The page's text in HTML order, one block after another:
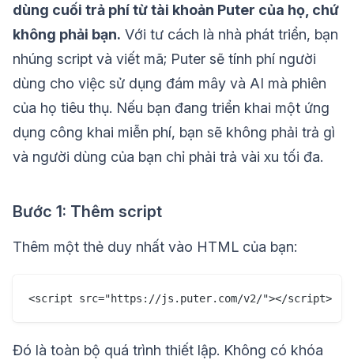
dùng cuối trả phí từ tài khoản Puter của họ, chứ
không phải bạn. Với tư cách là nhà phát triển, bạn
nhúng script và viết mã; Puter sẽ tính phí người
dùng cho việc sử dụng đám mây và AI mà phiên
của họ tiêu thụ. Nếu bạn đang triển khai một ứng
dụng công khai miễn phí, bạn sẽ không phải trả gì
và người dùng của bạn chỉ phải trả vài xu tối đa.
Bước 1: Thêm script
Thêm một thẻ duy nhất vào HTML của bạn:
Đó là toàn bộ quá trình thiết lập. Không có khóa